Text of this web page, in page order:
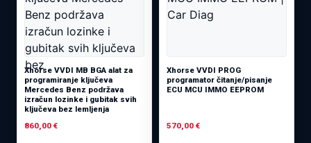
Xhorse VVDI MB BGA alat za
programiranje ključeva
Mercedes Benz podržava
izračun lozinke i gubitak svih
ključeva bez lemljenja
860,00 €
Xhorse VVDI PROG
programator čitanje/pisanje
ECU MCU IMMO EEPROM
570,00 €